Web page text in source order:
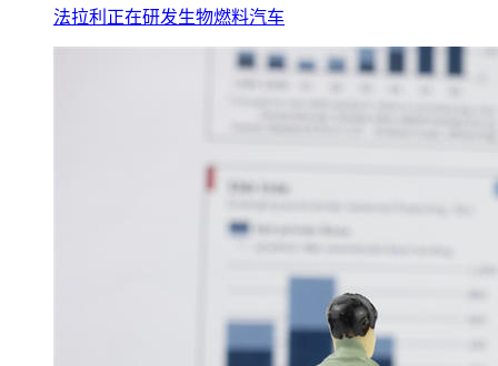
法拉利正在研发生物燃料汽车